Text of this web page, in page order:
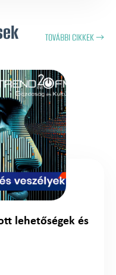
TOVÁBBI CIKKEK →
lehetőségek és